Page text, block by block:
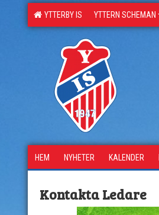
YTTERBY IS YTTERN SCHEMAN
HEM NYHETER KALENDER
Kontakta Ledare